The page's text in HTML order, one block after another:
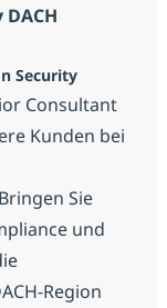
Security
Consultant
Kunden bei
Sie
und
Region